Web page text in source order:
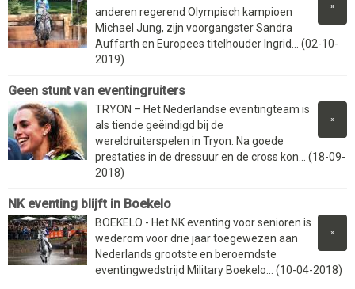
»
anderen regerend Olympisch kampioen
Michael Jung, zijn voorgangster Sandra
Auffarth en Europees titelhouder Ingrid... (02-10-
2019)
Geen stunt van eventingruiters
»
TRYON – Het Nederlandse eventingteam is
als tiende geëindigd bij de
wereldruiterspelen in Tryon. Na goede
prestaties in de dressuur en de cross kon... (18-09-
2018)
NK eventing blijft in Boekelo
»
BOEKELO - Het NK eventing voor senioren is
wederom voor drie jaar toegewezen aan
Nederlands grootste en beroemdste
eventingwedstrijd Military Boekelo... (10-04-2018)